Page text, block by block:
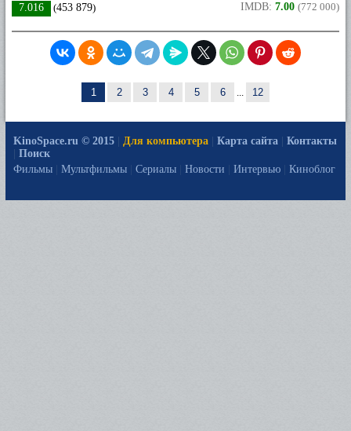
7.016 (453 879) IMDB: 7.00 (772 000)
1 2 3 4 5 6 ... 12
KinoSpace.ru © 2015 Для компьютера Карта сайта
Контакты
Поиск
Фильмы
Мультфильмы Сериалы Новости Интервью Киноблог